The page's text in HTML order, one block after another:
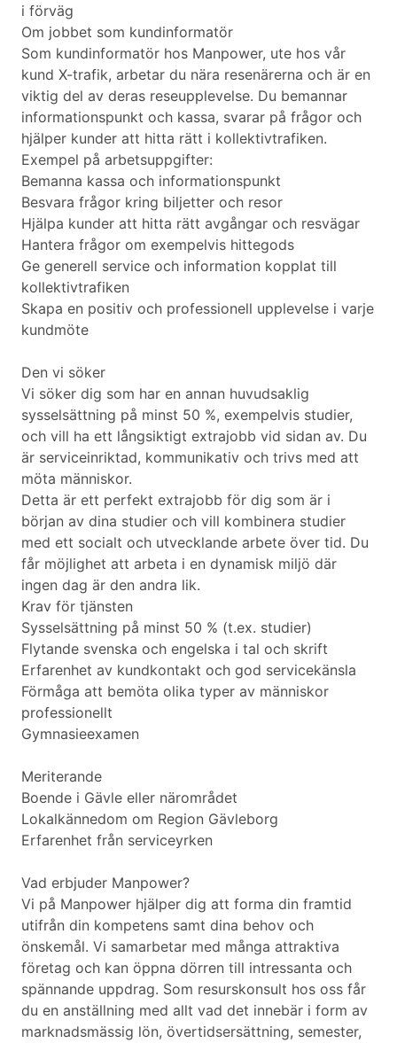
i förväg
Om jobbet som kundinformatör
Som kundinformatör hos Manpower, ute hos vår
kund X-trafik, arbetar du nära resenärerna och är en
viktig del av deras reseupplevelse. Du bemannar
informationspunkt och kassa, svarar på frågor och
hjälper kunder att hitta rätt i kollektivtrafiken.
Exempel på arbetsuppgifter:
Bemanna kassa och informationspunkt
Besvara frågor kring biljetter och resor
Hjälpa kunder att hitta rätt avgångar och resvägar
Hantera frågor om exempelvis hittegods
Ge generell service och information kopplat till
kollektivtrafiken
Skapa en positiv och professionell upplevelse i varje
kundmöte
Den vi söker
Vi söker dig som har en annan huvudsaklig
sysselsättning på minst 50 %, exempelvis studier,
och vill ha ett långsiktigt extrajobb vid sidan av. Du
är serviceinriktad, kommunikativ och trivs med att
möta människor.
Detta är ett perfekt extrajobb för dig som är i
början av dina studier och vill kombinera studier
med ett socialt och utvecklande arbete över tid. Du
får möjlighet att arbeta i en dynamisk miljö där
ingen dag är den andra lik.
Krav för tjänsten
Sysselsättning på minst 50 % (t.ex. studier)
Flytande svenska och engelska i tal och skrift
Erfarenhet av kundkontakt och god servicekänsla
Förmåga att bemöta olika typer av människor
professionellt
Gymnasieexamen
Meriterande
Boende i Gävle eller närområdet
Lokalkännedom om Region Gävleborg
Erfarenhet från serviceyrken
Vad erbjuder Manpower?
Vi på Manpower hjälper dig att forma din framtid
utifrån din kompetens samt dina behov och
önskemål. Vi samarbetar med många attraktiva
företag och kan öppna dörren till intressanta och
spännande uppdrag. Som resurskonsult hos oss får
du en anställning med allt vad det innebär i form av
marknadsmässig lön, övertidsersättning, semester,